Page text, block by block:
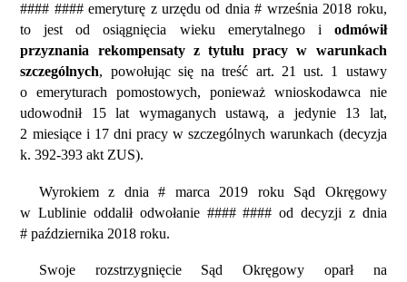
#### #### emeryturę z urzędu od dnia # września 2018 roku,
to jest od osiągnięcia wieku emerytalnego i odmówił
przyznania rekompensaty z tytułu pracy w warunkach
szczególnych, powołując się na treść art. 21 ust. 1 ustawy
o emeryturach pomostowych, ponieważ wnioskodawca nie
udowodnił 15 lat wymaganych ustawą, a jedynie 13 lat,
2 miesiące i 17 dni pracy w szczególnych warunkach (decyzja
k. 392-393 akt ZUS).
Wyrokiem z dnia # marca 2019 roku Sąd Okręgowy
w Lublinie oddalił odwołanie #### #### od decyzji z dnia
# października 2018 roku.
Swoje rozstrzygnięcie Sąd Okręgowy oparł na